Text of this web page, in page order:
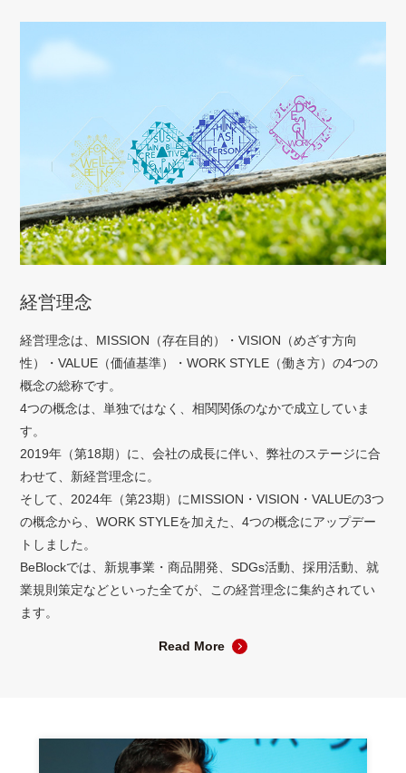
経営理念
経営理念は、MISSION（存在目的）・VISION（めざす方向
性）・VALUE（価値基準）・WORK STYLE（働き方）の4つの
概念の総称です。
4つの概念は、単独ではなく、相関関係のなかで成立していま
す。
2019年（第18期）に、会社の成長に伴い、弊社のステージに合
わせて、新経営理念に。
そして、2024年（第23期）にMISSION・VISION・VALUEの3つ
の概念から、WORK STYLEを加えた、4つの概念にアップデー
トしました。
BeBlockでは、新規事業・商品開発、SDGs活動、採用活動、就
業規則策定などといった全てが、この経営理念に集約されてい
ます。
Read More